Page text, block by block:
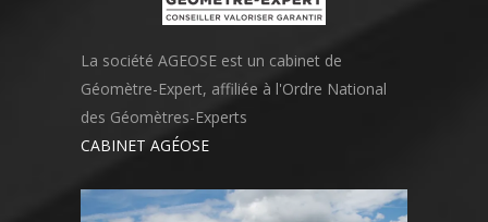
La société AGEOSE est un cabinet de
Géomètre-Expert, affiliée à l'Ordre National
des Géomètres-Experts
CABINET AGÉOSE